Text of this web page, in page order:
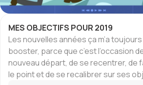
MES OBJECTIFS POUR 2019
Les nouvelles années ça m’a
booster, parce que c’est l’occasion
nouveau départ, de se recentrer, de
le point et de se recalibrer sur ses